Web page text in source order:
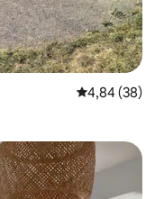
Calificación
4,84 (38)